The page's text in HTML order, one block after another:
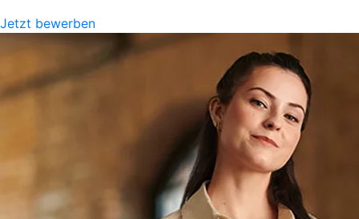
Jetzt bewerben